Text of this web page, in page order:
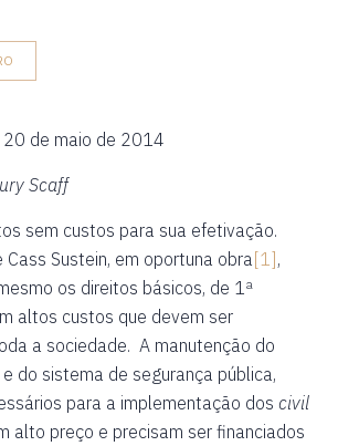
20 de maio de 2014
Scaff
sem custos para sua efetivação.
Sustein, em oportuna obra [1] ,
os direitos básicos, de 1ª
altos custos que devem ser
a sociedade. A manutenção do
do sistema de segurança pública,
para a implementação dos civil
alto preço e precisam ser financiados